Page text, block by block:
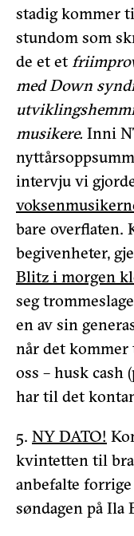
stadig kommer
stundom som
de et et
med Down
musikere. Inni
intervju vi
bare overflaten.
begivenheter,
Blitz i morgen
seg
en av sin
når det
oss – husk cash
har til det
5. NY DATO!
kvintetten til
anbefalte
søndagen på Ila